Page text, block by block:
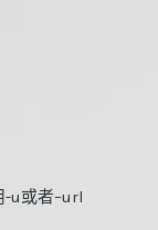
-u或者–url